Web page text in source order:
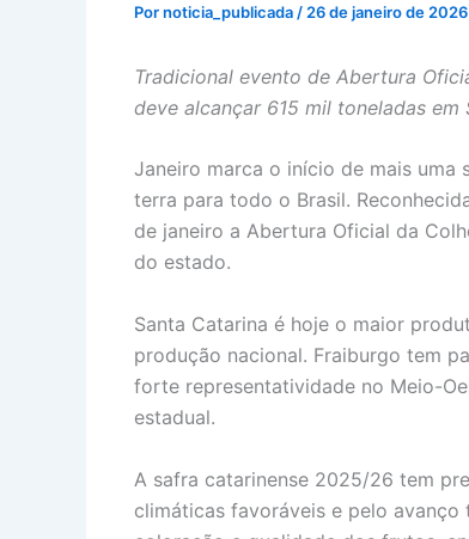
Pornoticia_publicada / 26 de janeiro de 2026
Tradicional evento de Abertura
deve alcançar 615 mil toneladas em
Janeiro marca o início de mais uma
terra para todo o Brasil.
de janeiro a Abertura Oficial da
do estado.
Santa Catarina é hoje o maior
produção nacional. Fraiburgo tem
forte representatividade no Meio-
estadual.
A safra catarinense 2025/26 tem
climáticas favoráveis e pelo